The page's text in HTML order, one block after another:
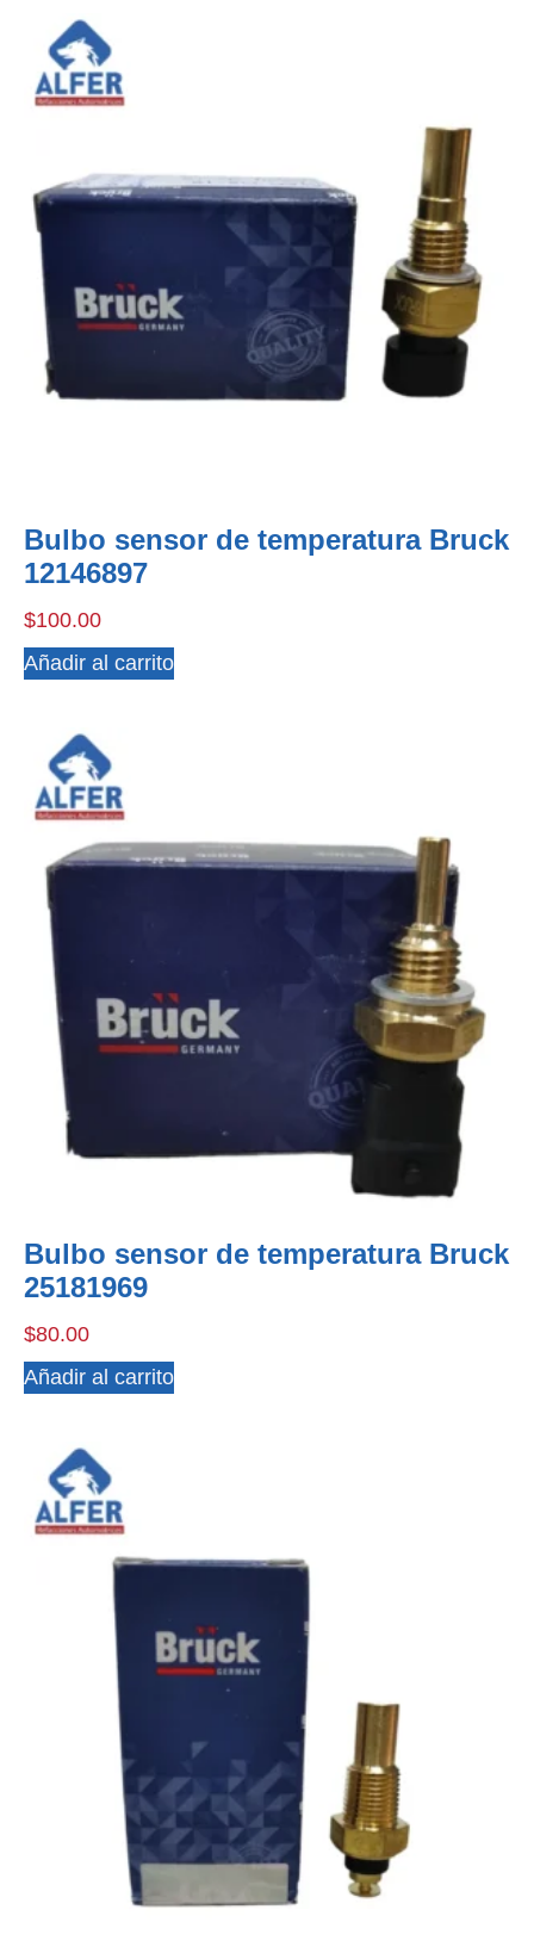
Bulbo sensor de temperatura Bruck
12146897
$100.00
Añadir al carrito
Bulbo sensor de temperatura Bruck
25181969
$80.00
Añadir al carrito